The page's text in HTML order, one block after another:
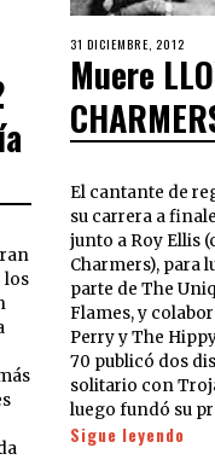
31 DICIEMBRE, 2012
Muere
El cantante de
su carrera a
junto a Roy Ellis
Charmers), para
parte de The
Flames, y
Perry y The
70 publicó dos
solitario con
luego fundó su
Sigue leyendo
los